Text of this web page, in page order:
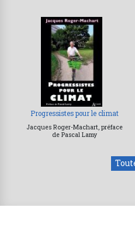
Progressistes pour le climat
Jacques Roger-Machart, préface
de Pascal Lamy